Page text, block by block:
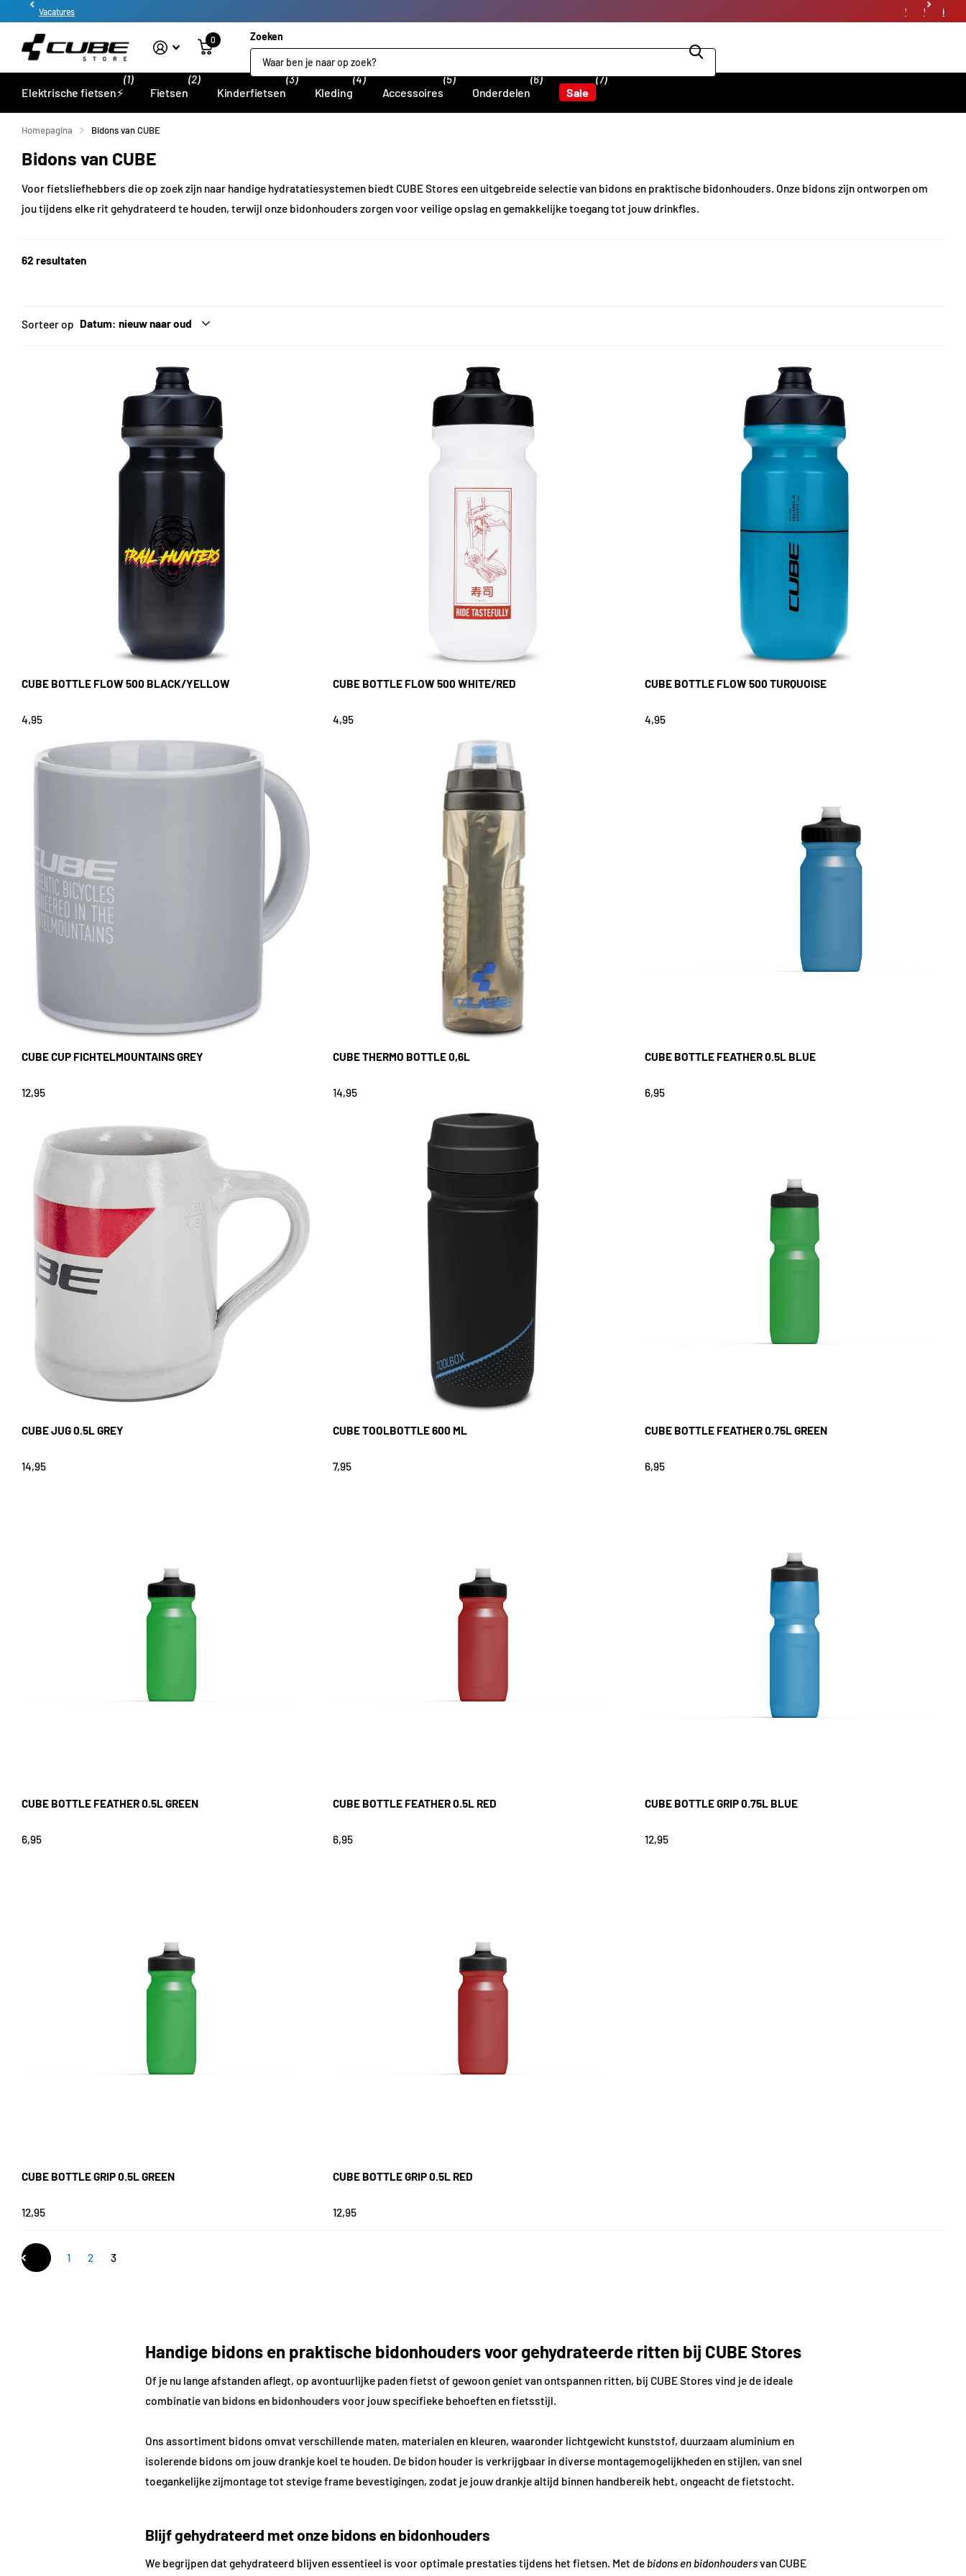
Vacatures Winkels
Zoeken
0
Elektrische fietsen⚡
(1)
Fietsen
(2)
Kinderfietsen
(3)
Kleding
(4)
Accessoires
(5)
Onderdelen
(6)
Sale
(7)
Homepagina Bidons van CUBE
Bidons van CUBE
Voor fietsliefhebbers die op zoek zijn naar handige hydratatiesystemen biedt CUBE Stores een uitgebreide selectie van bidons en praktische bidonhouders. Onze bidons zijn ontworpen om
jou tijdens elke rit gehydrateerd te houden, terwijl onze bidonhouders zorgen voor veilige opslag en gemakkelijke toegang tot jouw drinkfles.
62 resultaten
Sorteer op
CUBE BOTTLE FLOW 500 BLACK/YELLOW
4,95
CUBE BOTTLE FLOW 500 WHITE/RED
4,95
CUBE BOTTLE FLOW 500 TURQUOISE
4,95
CUBE CUP FICHTELMOUNTAINS GREY
12,95
CUBE THERMO BOTTLE 0,6L
14,95
CUBE BOTTLE FEATHER 0.5L BLUE
6,95
CUBE JUG 0.5L GREY
14,95
CUBE TOOLBOTTLE 600 ML
7,95
CUBE BOTTLE FEATHER 0.75L GREEN
6,95
CUBE BOTTLE FEATHER 0.5L GREEN
6,95
CUBE BOTTLE FEATHER 0.5L RED
6,95
CUBE BOTTLE GRIP 0.75L BLUE
12,95
CUBE BOTTLE GRIP 0.5L GREEN
12,95
CUBE BOTTLE GRIP 0.5L RED
12,95
1 2 3
Handige bidons en praktische bidonhouders voor gehydrateerde ritten bij CUBE Stores
Of je nu lange afstanden aflegt, op avontuurlijke paden fietst of gewoon geniet van ontspannen ritten, bij CUBE Stores vind je de ideale
combinatie vanbidons en bidonhoudersvoor jouw specifieke behoeften en fietsstijl.
Ons assortiment bidons omvat verschillende maten, materialen en kleuren, waaronder lichtgewicht kunststof, duurzaam aluminium en
isolerende bidons om jouw drankje koel te houden. De bidon houder is verkrijgbaar in diverse montagemogelijkheden en stijlen, van snel
toegankelijke zijmontage tot stevige frame bevestigingen, zodat je jouw drankje altijd binnen handbereik hebt, ongeacht de fietstocht.
Blijf gehydrateerd met onze bidons en bidonhouders
We begrijpen dat gehydrateerd blijven essentieel is voor optimale prestaties tijdens het fietsen. Met de bidons en bidonhoudersvan CUBE